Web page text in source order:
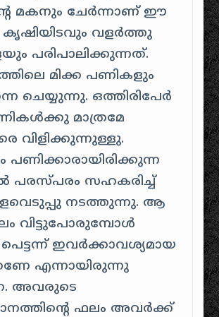
മകനും ചേർന്നാണ് ഈ
വളർത്തു
പരിപാലിക്കുന്നത്.
മിക്ക പണികളും
ചെയ്യുന്നു. ഒത്തിരിപേർ
മാത്രമേ
വിളിക്കുന്നുള്ളു.
പണിക്കാരായിരിക്കുന്ന
പരസ്പരം സഹകരിച്ച്
നടത്തുന്നു. ആ
വിട്ടുപോരുമ്പോൾ
ഇവർക്കാവശ്യമായ
എന്നായിരുന്നു
അവരുടെ
ഫലം അവർക്ക്